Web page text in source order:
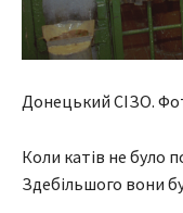
Донецький СІЗО.
Коли катів не було
Здебільшого вони